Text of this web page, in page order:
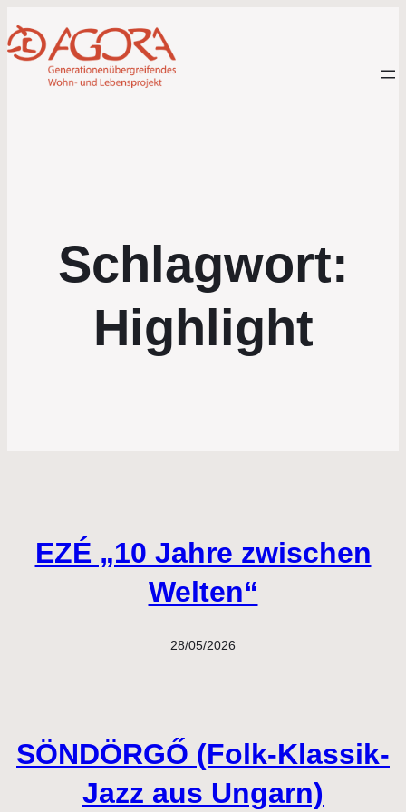
Schlagwort:
Highlight
EZÉ „10 Jahre zwischen
Welten“
28/05/2026
SÖNDÖRGŐ (Folk-Klassik-
Jazz aus Ungarn)